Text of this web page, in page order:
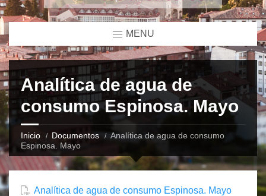
MENU
Analítica de agua de
consumo Espinosa. Mayo
Inicio Documentos
Analítica de agua de consumo
Espinosa. Mayo
Analítica de agua de consumo Espinosa. Mayo